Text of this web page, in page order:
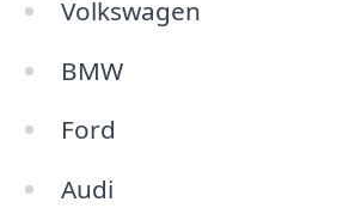
Volkswagen
BMW
Ford
Audi